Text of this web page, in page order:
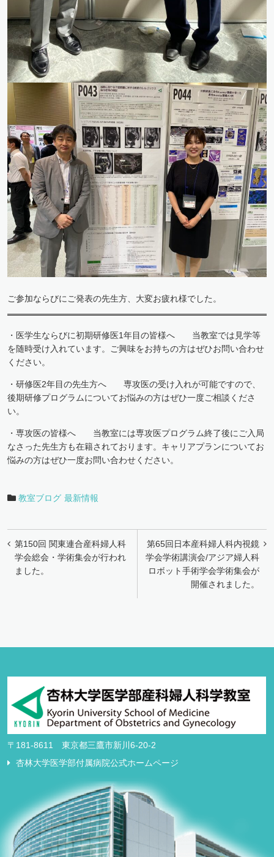
ご参加ならびにご発表の先生方、大変お疲れ様でした。
・医学生ならびに初期研修医1年目の皆様へ 当教室では見学等
を随時受け入れています。ご興味をお持ちの方はぜひお問い合わせ
ください。
・研修医2年目の先生方へ 専攻医の受け入れが可能ですので、
後期研修プログラムについてお悩みの方はぜひ一度ご相談くださ
い。
・専攻医の皆様へ 当教室には専攻医プログラム終了後にご入局
なさった先生方も在籍されております。キャリアプランについてお
悩みの方はぜひ一度お問い合わせください。
教室ブログ 最新情報
投
稿
ナ
ョ
ン
第65回日本産科婦人科内視鏡
学会学術講演会/アジア婦人科
ロボット手術学会学術集会が
開催されました。
第150回 関東連合産科婦人科
学会総会・学術集会が行われ
ました。
〒181-8611 東京都三鷹市新川6-20-2
杏林大学医学部付属病院公式ホームページ